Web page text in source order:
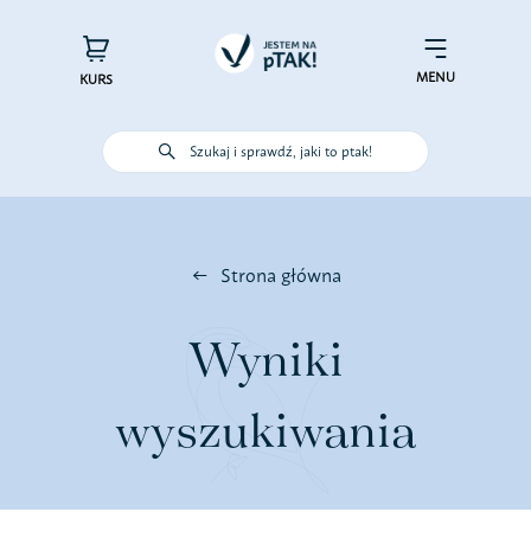
KURS MENU
Szukaj i sprawdź, jaki to ptak!
Poznaj ptaki
Poznaj nas – zespół Jestem na
pTAK!
Sprawdź efekty
Strona główna
Wyniki
wyszukiwania